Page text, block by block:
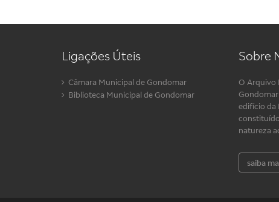
Ligações Úteis
Câmara Municipal de Gondomar
Biblioteca Municipal de Gondomar
Sobre
O Arquivo
edifício da
natureza
saiba